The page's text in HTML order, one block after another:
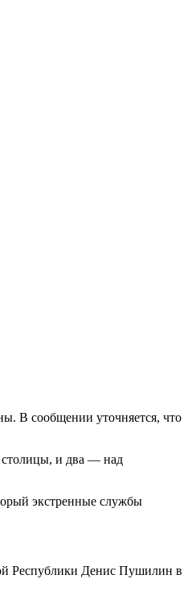
В сообщении уточняется, что
столицы, и два — над
экстренные службы
Республики Денис Пушилин в